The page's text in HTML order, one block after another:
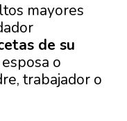
mayores
de su
o
trabajador o